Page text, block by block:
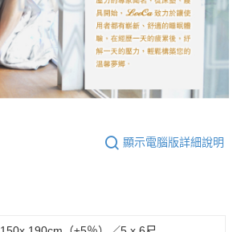
顯示電腦版詳細說明